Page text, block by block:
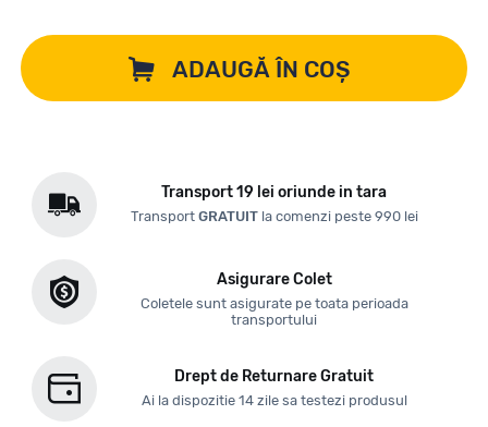
ADAUGĂ ÎN COȘ
Transport 19 lei oriunde in tara
Transport GRATUITla comenzi peste 990 lei
Asigurare Colet
Coletele sunt asigurate pe toata perioada
transportului
Drept de Returnare Gratuit
Ai la dispozitie 14 zile sa testezi produsul